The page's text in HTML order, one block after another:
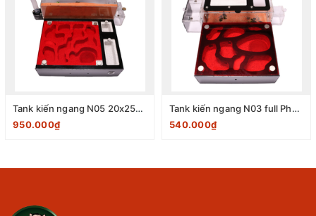
Tank kiến ngang N05 20x25x10 cm
950.000₫
Tank kiến ngang N03 full Phụ kiện 20x20x10 cm
540.000₫